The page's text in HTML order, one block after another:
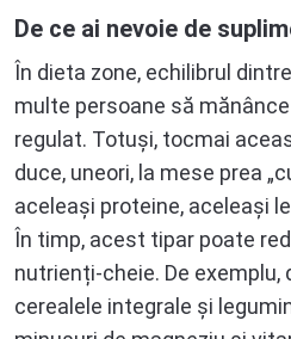
De ce ai nevoie de
În dieta zone, echilibrul
multe persoane să
regulat. Totuși, tocmai
duce, uneori, la mese prea
aceleași proteine, aceleași
În timp, acest tipar poate
nutrienți-cheie. De exemplu,
cerealele integrale și